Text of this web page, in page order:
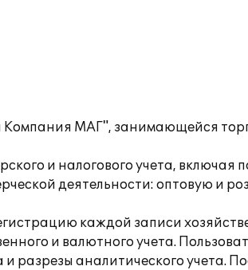
Компания МАГ", занимающейся
и налогового учета, включая
деятельности: оптовую и
каждой записи
и валютного учета.
разрезы аналитического учета.